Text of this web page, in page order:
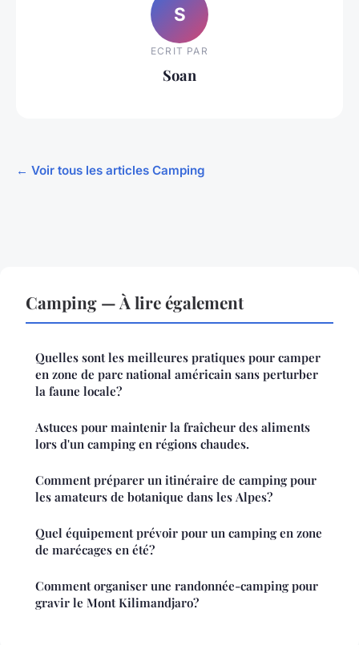
S
ECRIT PAR
Soan
← Voir tous les articles Camping
Camping — À lire également
Quelles sont les meilleures pratiques pour camper
en zone de parc national américain sans perturber
la faune locale?
Astuces pour maintenir la fraîcheur des aliments
lors d'un camping en régions chaudes.
Comment préparer un itinéraire de camping pour
les amateurs de botanique dans les Alpes?
Quel équipement prévoir pour un camping en zone
de marécages en été?
Comment organiser une randonnée-camping pour
gravir le Mont Kilimandjaro?